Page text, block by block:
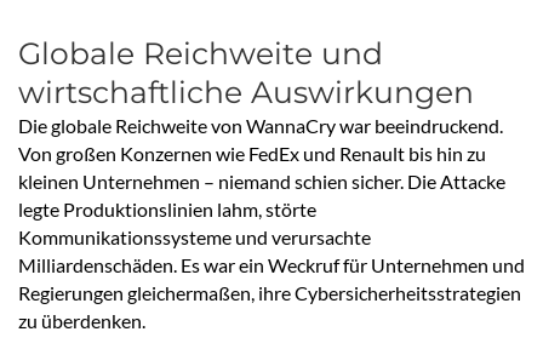
Globale Reichweite und
wirtschaftliche Auswirkungen
Die globale Reichweite von WannaCry war beeindruckend.
Von großen Konzernen wie FedEx und Renault bis hin zu
kleinen Unternehmen – niemand schien sicher. Die Attacke
legte Produktionslinien lahm, störte
Kommunikationssysteme und verursachte
Milliardenschäden. Es war ein Weckruf für Unternehmen und
Regierungen gleichermaßen, ihre Cybersicherheitsstrategien
zu überdenken.